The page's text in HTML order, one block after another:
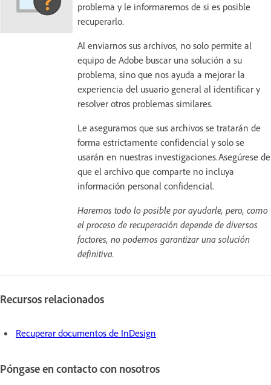
problema y le informaremos de si es posible
recuperarlo.
Al enviarnos sus archivos, no solo permite al
equipo de Adobe buscar una solución a su
problema, sino que nos ayuda a mejorar la
experiencia del usuario general al identificar y
resolver otros problemas similares.
Le aseguramos que sus archivos se tratarán de
forma estrictamente confidencial y solo se
usarán en nuestras investigaciones.Asegúrese de
que el archivo que comparte no incluya
información personal confidencial.
Haremos todo lo posible por ayudarle, pero, como
el proceso de recuperación depende de diversos
factores, no podemos garantizar una solución
definitiva.
Recursos relacionados
Recuperar documentos de InDesign
Póngase en contacto con nosotros